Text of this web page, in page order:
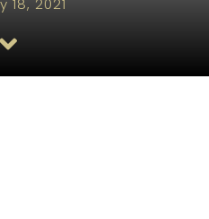
FOUNTAINS
18, 2021